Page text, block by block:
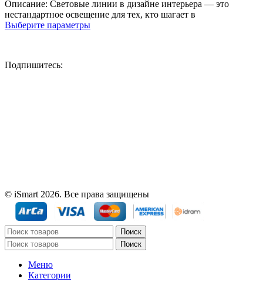
8000,00 AMD
–
Описание: Световые линии в дизайне интерьера — это
нестандартное освещение для тех, кто шагает в
Выберите параметрыЭтот
Подпишитесь:
© iSmart 2026. Все права защищены
Поиск
Поиск
Меню
Категории